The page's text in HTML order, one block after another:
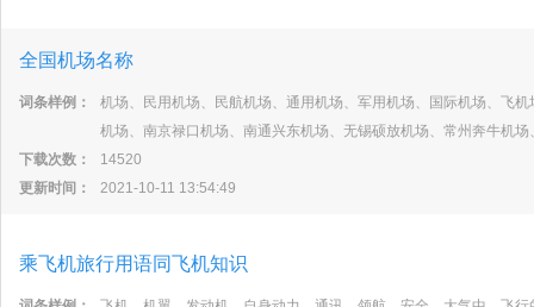
全国机场名称
词条样例：
机场、民用机场、民航机场、通用机场、军用机场、国际机场、飞
机场、南京禄口机场、南通兴东机场、无锡硕放机场、常州奔牛机场
下载次数：
14520
更新时间：
2021-10-11 13:54:49
乘飞机旅行用语同飞机知识